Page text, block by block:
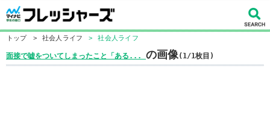
トップ > 社会人ライフ > 社会人ライフ
面接で嘘をついてしまったこと「ある... の画像(1/1枚目)